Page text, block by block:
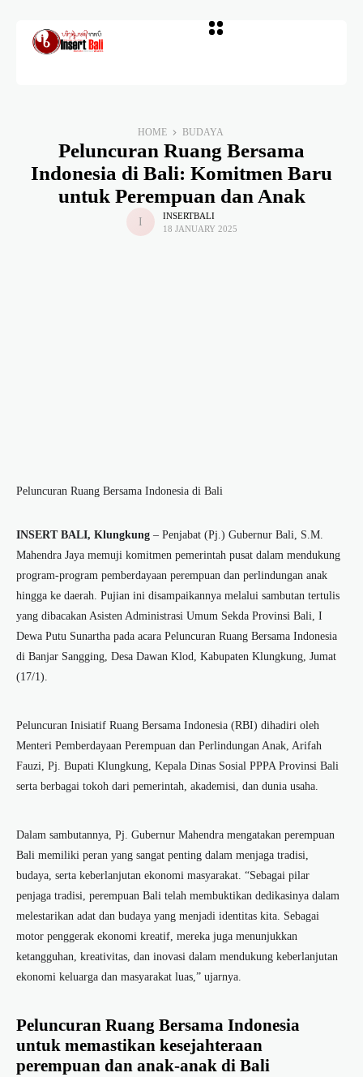
HOME BUDAYA
Peluncuran Ruang Bersama
Indonesia di Bali: Komitmen Baru
untuk Perempuan dan Anak
INSERTBALI
18 JANUARY 2025
Peluncuran Ruang Bersama Indonesia di Bali
INSERT BALI, Klungkung – Penjabat (Pj.) Gubernur Bali, S.M.
Mahendra Jaya memuji komitmen pemerintah pusat dalam mendukung
program-program pemberdayaan perempuan dan perlindungan anak
hingga ke daerah. Pujian ini disampaikannya melalui sambutan tertulis
yang dibacakan Asisten Administrasi Umum Sekda Provinsi Bali, I
Dewa Putu Sunartha pada acara Peluncuran Ruang Bersama Indonesia
di Banjar Sangging, Desa Dawan Klod, Kabupaten Klungkung, Jumat
(17/1).
Peluncuran Inisiatif Ruang Bersama Indonesia (RBI) dihadiri oleh
Menteri Pemberdayaan Perempuan dan Perlindungan Anak, Arifah
Fauzi, Pj. Bupati Klungkung, Kepala Dinas Sosial PPPA Provinsi Bali
serta berbagai tokoh dari pemerintah, akademisi, dan dunia usaha.
Dalam sambutannya, Pj. Gubernur Mahendra mengatakan perempuan
Bali memiliki peran yang sangat penting dalam menjaga tradisi,
budaya, serta keberlanjutan ekonomi masyarakat. “Sebagai pilar
penjaga tradisi, perempuan Bali telah membuktikan dedikasinya dalam
melestarikan adat dan budaya yang menjadi identitas kita. Sebagai
motor penggerak ekonomi kreatif, mereka juga menunjukkan
ketangguhan, kreativitas, dan inovasi dalam mendukung keberlanjutan
ekonomi keluarga dan masyarakat luas,” ujarnya.
Peluncuran Ruang Bersama Indonesia
untuk memastikan kesejahteraan
perempuan dan anak-anak di Bali